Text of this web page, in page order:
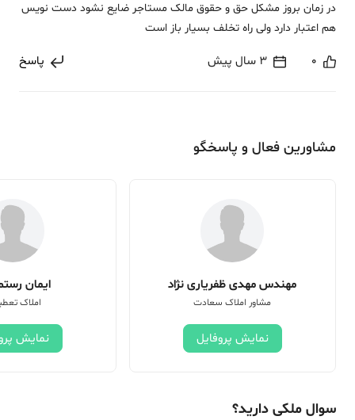
در زمان بروز مشکل حق و حقوق مالک مستاجر ضایع نشود دست نویس
هم اعتبار دارد ولی راه تخلف بسیار باز است
0 3 سال پیش پاسخ
مشاورین فعال و پاسخگو
مهندس مهدی ظفریاری نژاد
مشاور املاک سعادت
نمایش پروفایل
ایمان
املاک
نمایش
سوال ملکی دارید؟